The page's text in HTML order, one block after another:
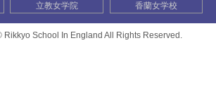
立教女学院 香蘭女学校
Rikkyo School In England All Rights Reserved.